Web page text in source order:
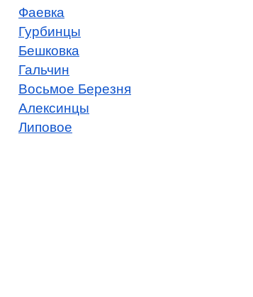
Фаевка
Гурбинцы
Бешковка
Гальчин
Восьмое Березня
Алексинцы
Липовое